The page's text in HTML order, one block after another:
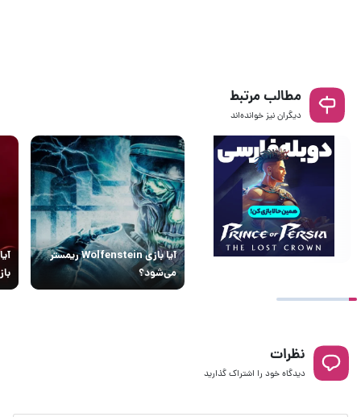
مطالب مرتبط
دیگران نیز خوانده‌اند
آیا بازی Wolfenstein ریمستر
می‌شود؟
نظرات
دیدگاه خود را اشتراک گذارید